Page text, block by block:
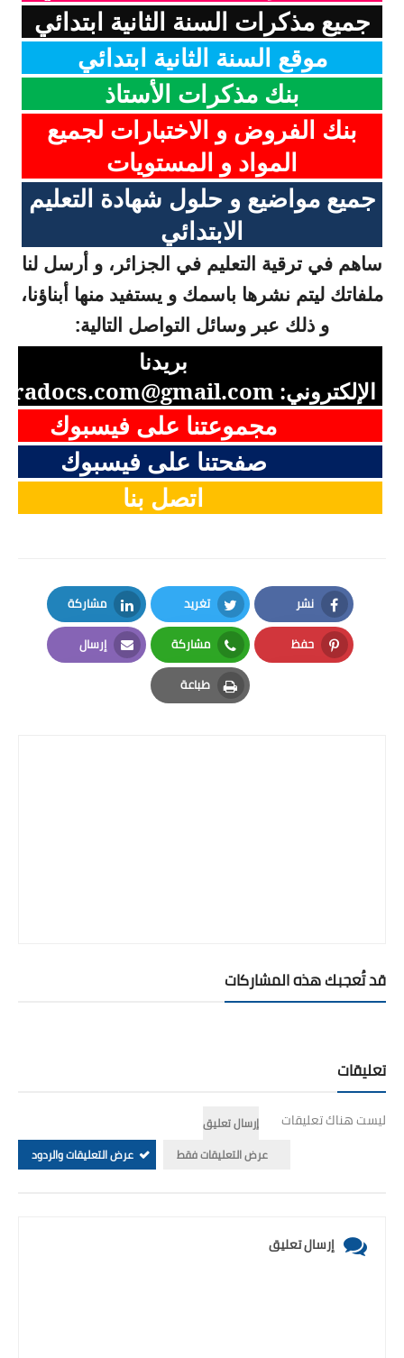
جميع مذكرات السنة الثانية ابتدائي
موقع السنة الثانية ابتدائي
بنك مذكرات الأستاذ
بنك الفروض و الاختبارات لجميع
المواد و المستويات
جميع مواضيع و حلول شهادة التعليم
الابتدائي
ساهم في ترقية التعليم في الجزائر، و أرسل لنا
ملفاتك ليتم نشرها باسمك و يستفيد منها أبناؤنا،
و ذلك عبر وسائل التواصل التالية:
بريدنا
الإلكتروني:
مجموعتنا على فيسبوك
صفحتنا على فيسبوك
اتصل بنا
نشر
Facebook
تغريد
Twitter
مشاركة
LinkedIn
حفظ
Pinterest
مشاركة
Whatsapp
إرسال
Email
طباعة
Print
قد تُعجبك هذه المشاركات
تعليقات
ليست هناك تعليقات
إرسال تعليق
عرض التعليقات فقط
عرض التعليقات والردود
إرسال تعليق